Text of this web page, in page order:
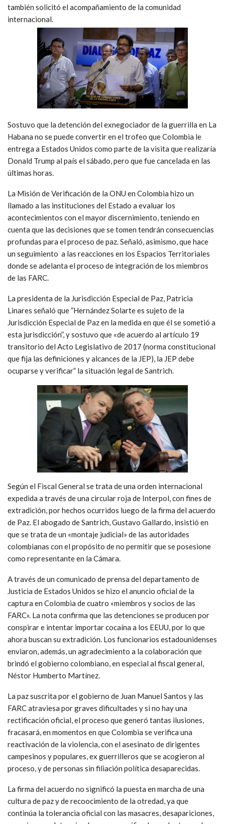
también solicitó el acompañamiento de la comunidad
internacional.
Sostuvo que la detención del exnegociador de la guerrilla en La
Habana no se puede convertir en el trofeo que Colombia le
entrega a Estados Unidos como parte de la visita que realizaría
Donald Trump al país el sábado, pero que fue cancelada en las
últimas horas.
La Misión de Verificación de la ONU en Colombia hizo un
llamado a las instituciones del Estado a evaluar los
acontecimientos con el mayor discernimiento, teniendo en
cuenta que las decisiones que se tomen tendrán consecuencias
profundas para el proceso de paz. Señaló, asimismo, que hace
un seguimiento a las reacciones en los Espacios Territoriales
donde se adelanta el proceso de integración de los miembros
de las FARC.
La presidenta de la Jurisdicción Especial de Paz, Patricia
Linares señaló que ”Hernández Solarte es sujeto de la
Jurisdicción Especial de Paz en la medida en que él se sometió a
esta jurisdicción”, y sostuvo que «de acuerdo al artículo 19
transitorio del Acto Legislativo de 2017 (norma constitucional
que fija las definiciones y alcances de la JEP), la JEP debe
ocuparse y verificar” la situación legal de Santrich.
Según el Fiscal General se trata de una orden internacional
expedida a través de una circular roja de Interpol, con fines de
extradición, por hechos ocurridos luego de la firma del acuerdo
de Paz. El abogado de Santrich, Gustavo Gallardo, insistió en
que se trata de un «montaje judicial» de las autoridades
colombianas con el propósito de no permitir que se posesione
como representante en la Cámara.
A través de un comunicado de prensa del departamento de
Justicia de Estados Unidos se hizo el anuncio oficial de la
captura en Colombia de cuatro «miembros y socios de las
FARC». La nota confirma que las detenciones se producen por
conspirar e intentar importar cocaína a los EEUU, por lo que
ahora buscan su extradición. Los funcionarios estadounidenses
enviaron, además, un agradecimiento a la colaboración que
brindó el gobierno colombiano, en especial al fiscal general,
Néstor Humberto Martínez.
La paz suscrita por el gobierno de Juan Manuel Santos y las
FARC atraviesa por graves dificultades y si no hay una
rectificación oficial, el proceso que generó tantas ilusiones,
fracasará, en momentos en que Colombia se verifica una
reactivación de la violencia, con el asesinato de dirigentes
campesinos y populares, ex guerrilleros que se acogieron al
proceso, y de personas sin filiación política desaparecidas.
La firma del acuerdo no significó la puesta en marcha de una
cultura de paz y de recoocimiento de la otredad, ya que
continúa la tolerancia oficial con las masacres, desapariciones,